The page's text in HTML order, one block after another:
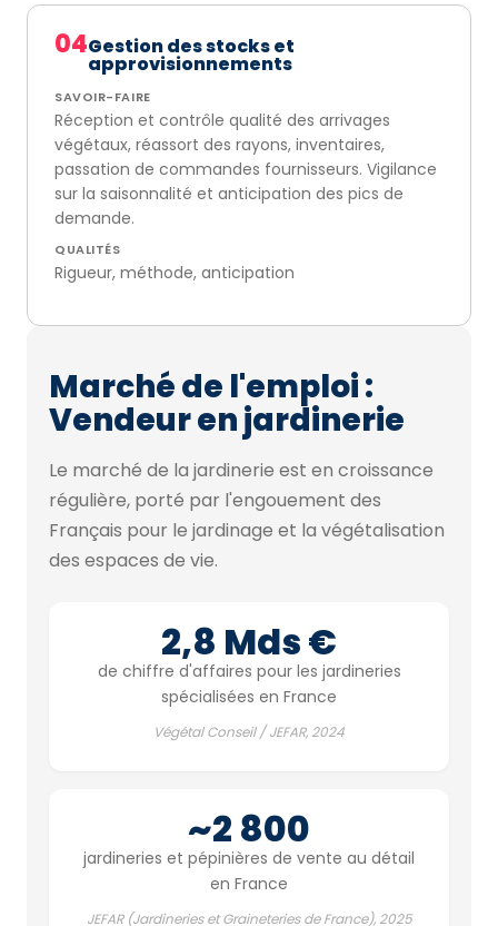
04Gestion des stocks et
approvisionnements
SAVOIR-FAIRE
Réception et contrôle qualité des arrivages
végétaux, réassort des rayons, inventaires,
passation de commandes fournisseurs. Vigilance
sur la saisonnalité et anticipation des pics de
demande.
QUALITÉS
Rigueur, méthode, anticipation
Marché de l'emploi :
Vendeur en jardinerie
Le marché de la jardinerie est en croissance
régulière, porté par l'engouement des
Français pour le jardinage et la végétalisation
des espaces de vie.
2,8 Mds €
de chiffre d'affaires pour les jardineries
spécialisées en France
Végétal Conseil / JEFAR, 2024
~2 800
jardineries et pépinières de vente au détail
en France
JEFAR (Jardineries et Graineteries de France), 2025